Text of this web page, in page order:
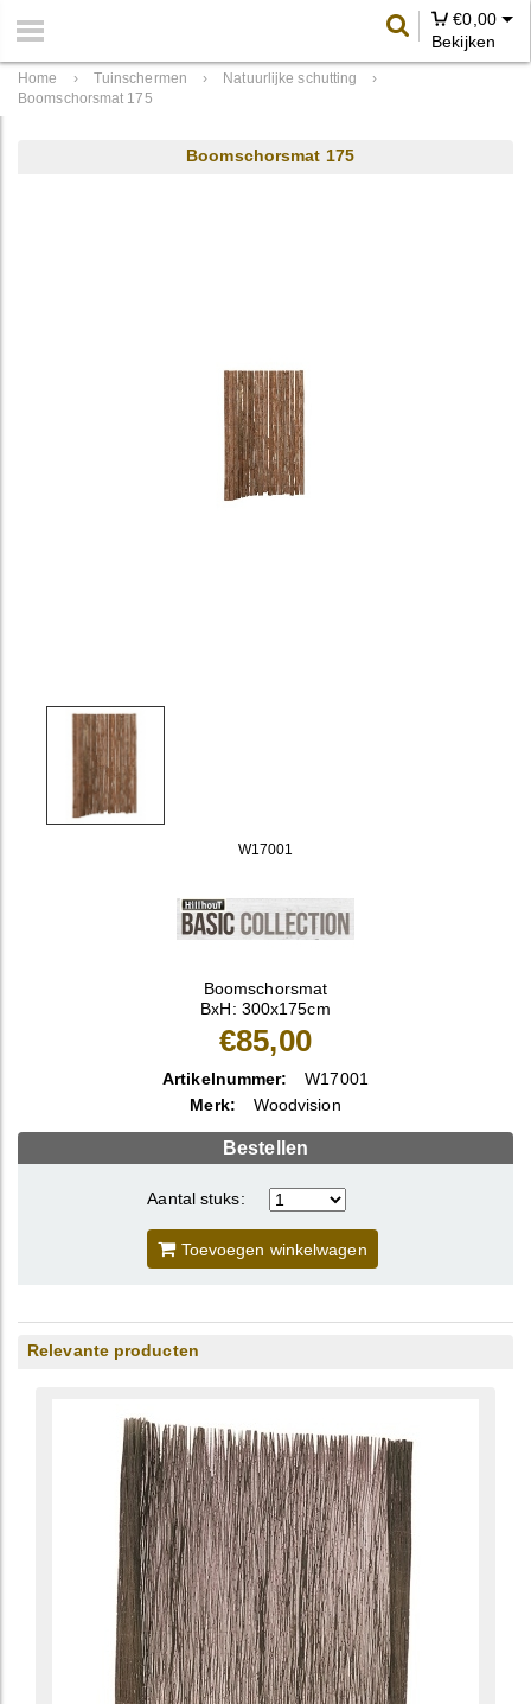
€0,00
Bekijken
Home › Tuinschermen › Natuurlijke schutting
›
Boomschorsmat 175
Boomschorsmat 175
W17001
Boomschorsmat
BxH: 300x175cm
€85,00
Artikelnummer:
W17001
Merk:
Woodvision
Bestellen
Aantal stuks:
Toevoegen winkelwagen
Relevante producten